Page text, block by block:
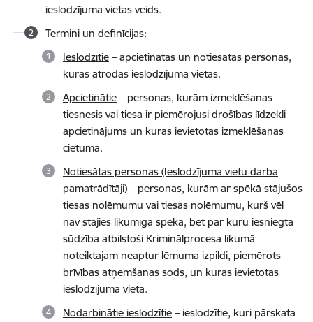
ieslodzījuma vietas veids.
Termini un definīcijas:
Ieslodzītie – apcietinātās un notiesātās personas,
kuras atrodas ieslodzījuma vietās.
Apcietinātie – personas, kurām izmeklēšanas
tiesnesis vai tiesa ir piemērojusi drošības līdzekli –
apcietinājums un kuras ievietotas izmeklēšanas
cietumā.
Notiesātas personas (Ieslodzījuma vietu darba
pamatrādītāji) – personas, kurām ar spēkā stājušos
tiesas nolēmumu vai tiesas nolēmumu, kurš vēl
nav stājies likumīgā spēkā, bet par kuru iesniegtā
sūdzība atbilstoši Kriminālprocesa likumā
noteiktajam neaptur lēmuma izpildi, piemērots
brīvības atņemšanas sods, un kuras ievietotas
ieslodzījuma vietā.
Nodarbinātie ieslodzītie – ieslodzītie, kuri pārskata